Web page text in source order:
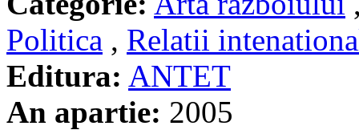
Politica , Relatii
Editura: ANTET
An apartie: 2005